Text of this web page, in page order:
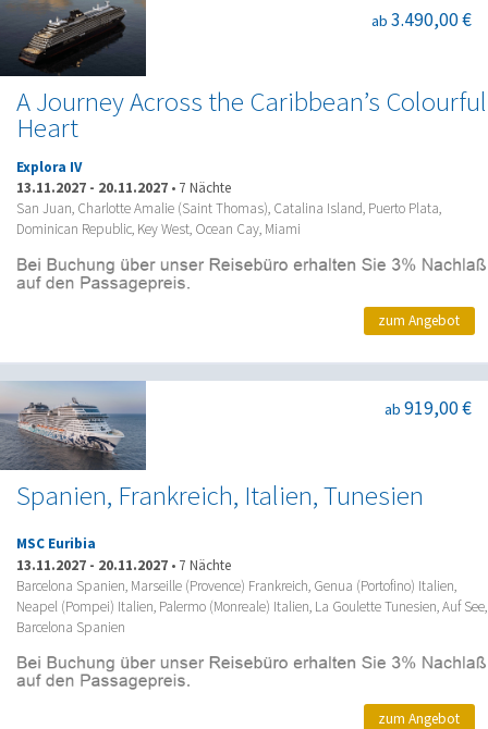
A Journey Across the Caribbean’s Colourful
Heart
ab 3.490,00 €
Explora IV
13.11.2027 - 20.11.2027 • 7 Nächte
San Juan, Charlotte Amalie (Saint Thomas), Catalina Island, Puerto Plata,
Dominican Republic, Key West, Ocean Cay, Miami
zum Angebot
Spanien, Frankreich, Italien, Tunesien
ab 919,00 €
MSC Euribia
13.11.2027 - 20.11.2027 • 7 Nächte
Barcelona Spanien, Marseille (Provence) Frankreich, Genua (Portofino) Italien,
Neapel (Pompei) Italien, Palermo (Monreale) Italien, La Goulette Tunesien, Auf See,
Barcelona Spanien
zum Angebot